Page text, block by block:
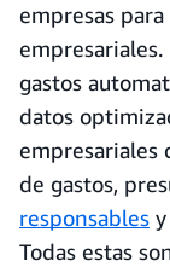
empresas
gastos
datos
empresariales
de gastos,
responsables
Todas estas